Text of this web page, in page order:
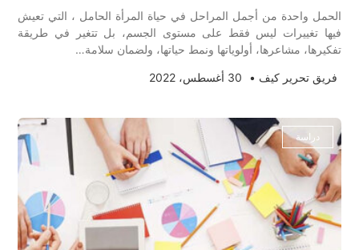
الحمل واحدة من أجمل المراحل في حياة المرأة الحامل ، التي تعيش
فيها تغييرات ليس فقط على مستوى الجسم، بل تتغير في طريقة
تفكيرها، مشاعرها، أولوياتها ونمط حياتها، ولضمان سلامة…
فريق تحرير كيف • 30 أغسطس، 2022
دراسة